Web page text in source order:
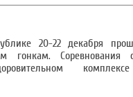
20-22 декабря
Соревнования